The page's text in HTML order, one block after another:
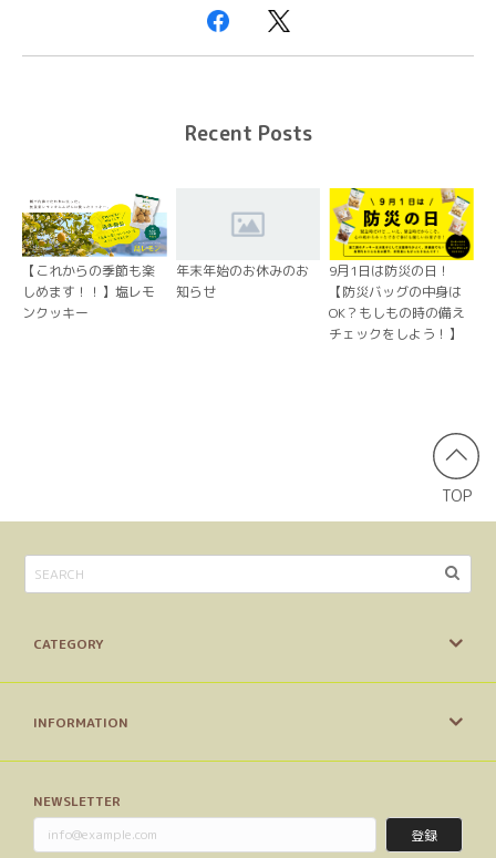
Recent Posts
【これからの季節も楽
しめます！！】塩レモ
ンクッキー
年末年始のお休みのお
知らせ
9月1日は防災の日！
【防災バッグの中身は
OK？もしもの時の備え
チェックをしよう！】
TOP
CATEGORY
INFORMATION
NEWSLETTER
登録